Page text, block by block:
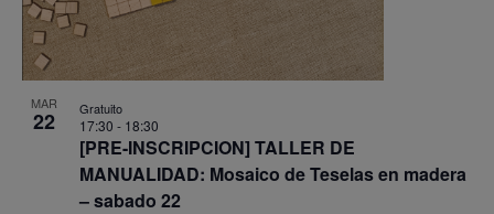
MAR
22
[PRE-INSCRIPCION] TALLER DE
MANUALIDAD: Mosaico de Teselas en madera
– sabado 22
17:30 - 18:30
Gratuito